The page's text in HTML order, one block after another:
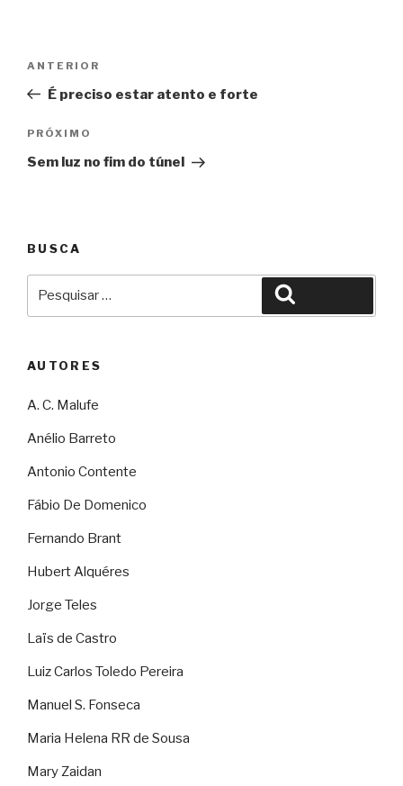
Post
Anterior
ANTERIOR
É preciso estar atento e forte
Próximo
PRÓXIMO
Sem luz no fim do túnel
BUSCA
AUTORES
A. C. Malufe
Anélio Barreto
Antonio Contente
Fábio De Domenico
Fernando Brant
Hubert Alquéres
Jorge Teles
Laïs de Castro
Luiz Carlos Toledo Pereira
Manuel S. Fonseca
Maria Helena RR de Sousa
Mary Zaidan